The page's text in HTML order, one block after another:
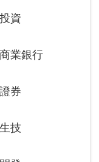
資
業銀行
券
技